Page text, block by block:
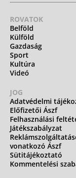
ROVATOK
Belföld
Külföld
Gazdaság
Sport
Kultúra
Videó
JOG
Adatvédelmi
Előfizetői Ászf
Felhasználási
Játékszabályzat
vonatkozó Ászf
Sütitájékoztató
Kommentelési